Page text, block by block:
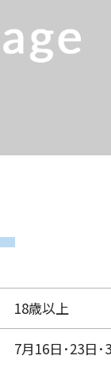
18歳以上
7月16日･23